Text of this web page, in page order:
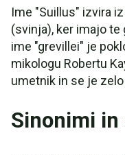
Ime "Suillus" izvira
(svinja), ker imajo
ime "grevillei" je
mikologu Robertu
umetnik in se je
Sinonimi